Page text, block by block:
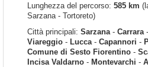
Lunghezza del percorso: 585 km
Sarzana - Tortoreto)
Città principali: Sarzana- Carrara-
Viareggio - Lucca- Capannori -
Comune di Sesto Fiorentino -
Incisa Valdarno - Montevarchi -